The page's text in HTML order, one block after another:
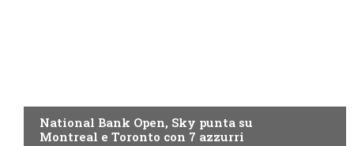
National Bank Open, Sky punta su
Montreal e Toronto con 7 azzurri